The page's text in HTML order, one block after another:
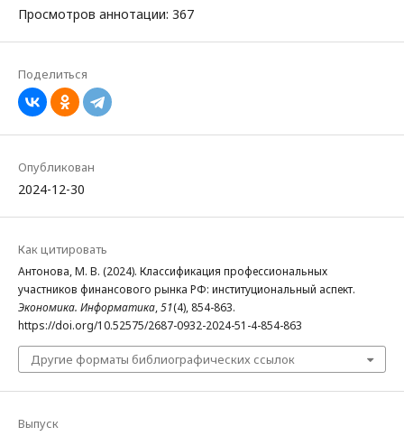
Просмотров аннотации: 367
Поделиться
Опубликован
2024-12-30
Как цитировать
Антонова, М. В. (2024). Классификация профессиональных
участников финансового рынка РФ: институциональный аспект.
Экономика. Информатика,51(4), 854-863.
https://doi.org/10.52575/2687-0932-2024-51-4-854-863
Другие форматы библиографических ссылок
Выпуск